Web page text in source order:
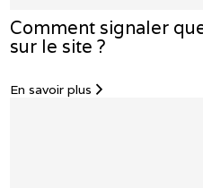
Comment signaler
sur le site ?
En savoir plus